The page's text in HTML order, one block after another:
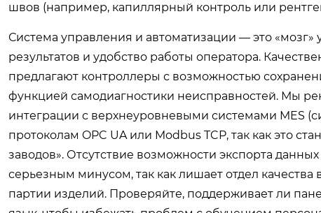
швов (например, капиллярный контроль или
Система управления и автоматизации — это
результатов и удобство работы оператора.
предлагают контроллеры с возможностью
функцией самодиагностики неисправностей. Мы
интеграции с верхнеуровневыми системами MES
протоколам OPC UA или Modbus TCP, так как это
заводов». Отсутствие возможности экспорта
серьезным минусом, так как лишает отдел
партии изделий. Проверяйте, поддерживает ли